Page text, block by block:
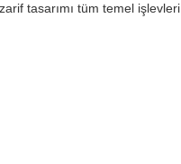
tasarımı tüm temel işlevleri